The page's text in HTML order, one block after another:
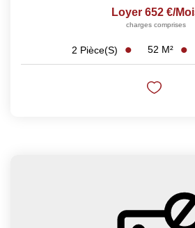
Loyer 652 €/
charges comprises
2 Pièce(s) 52 M²